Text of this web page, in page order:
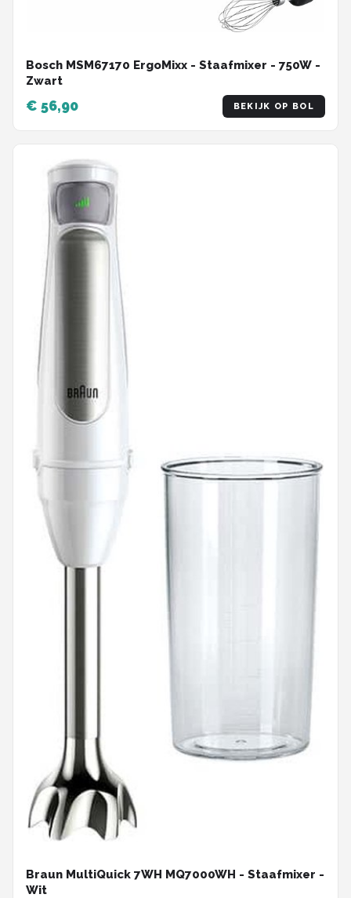
Bosch MSM67170 ErgoMixx - Staafmixer - 750W -
Zwart
€ 56,90 BEKIJK OP BOL
Braun MultiQuick 7WH MQ7000WH - Staafmixer -
Wit